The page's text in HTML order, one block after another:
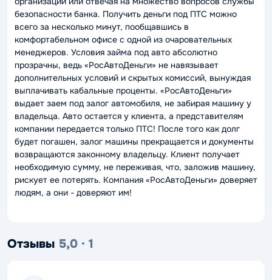
безопасности банка. Получить деньги под ПТС можно
всего за несколько минут, пообщавшись в
комфортабельном офисе с одной из очаровательных
менеджеров. Условия займа под авто абсолютно
прозрачны, ведь «РосАвтоДеньги» не навязывает
дополнительных условий и скрытых комиссий, вынуждая
выплачивать кабальные проценты. «РосАвтоДеньги»
выдает заем под залог автомобиля, не забирая машину у
владельца. Авто остается у клиента, а представителям
компании передается только ПТС! После того как долг
будет погашен, залог машины прекращается и документы
возвращаются законному владельцу. Клиент получает
необходимую сумму, не переживая, что, заложив машину,
рискует ее потерять. Компания «РосАвтоДеньги» доверяет
людям, а они - доверяют им!
Отзывы 5,0 · 1